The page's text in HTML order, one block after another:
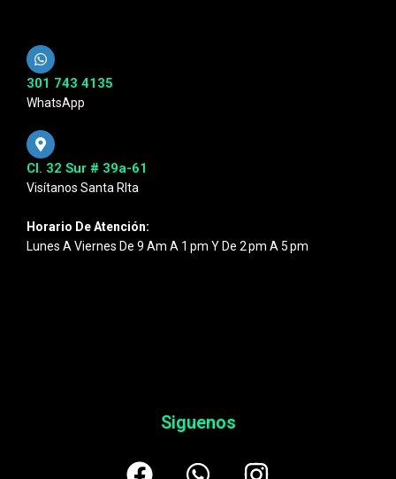
301 743 4135
WhatsApp
Cl. 32 Sur # 39a-61
Visítanos Santa RIta
Horario De Atención:
Lunes A Viernes De 9 Am A 1 Pm Y De 2 Pm A 5 Pm
Siguenos